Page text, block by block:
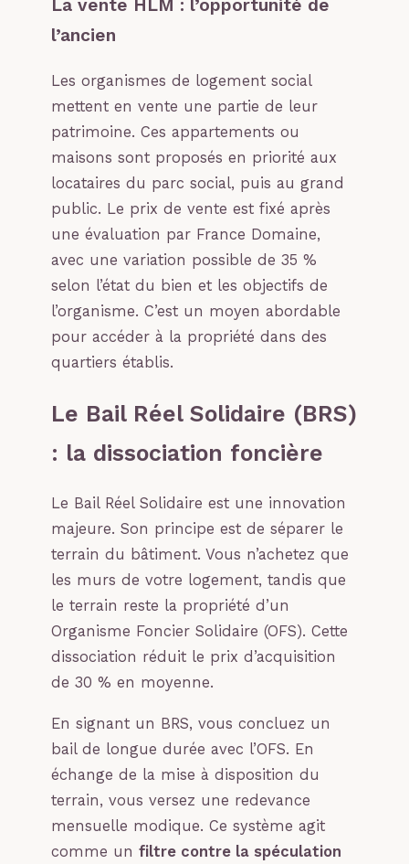
La vente HLM : l’opportunité de
l’ancien
Les organismes de logement social
mettent en vente une partie de leur
patrimoine. Ces appartements ou
maisons sont proposés en priorité aux
locataires du parc social, puis au grand
public. Le prix de vente est fixé après
une évaluation par France Domaine,
avec une variation possible de 35 %
selon l’état du bien et les objectifs de
l’organisme. C’est un moyen abordable
pour accéder à la propriété dans des
quartiers établis.
Le Bail Réel Solidaire (BRS)
: la dissociation foncière
Le Bail Réel Solidaire est une innovation
majeure. Son principe est de séparer le
terrain du bâtiment. Vous n’achetez que
les murs de votre logement, tandis que
le terrain reste la propriété d’un
Organisme Foncier Solidaire (OFS). Cette
dissociation réduit le prix d’acquisition
de 30 % en moyenne.
En signant un BRS, vous concluez un
bail de longue durée avec l’OFS. En
échange de la mise à disposition du
terrain, vous versez une redevance
mensuelle modique. Ce système agit
comme un filtre contre la spéculation